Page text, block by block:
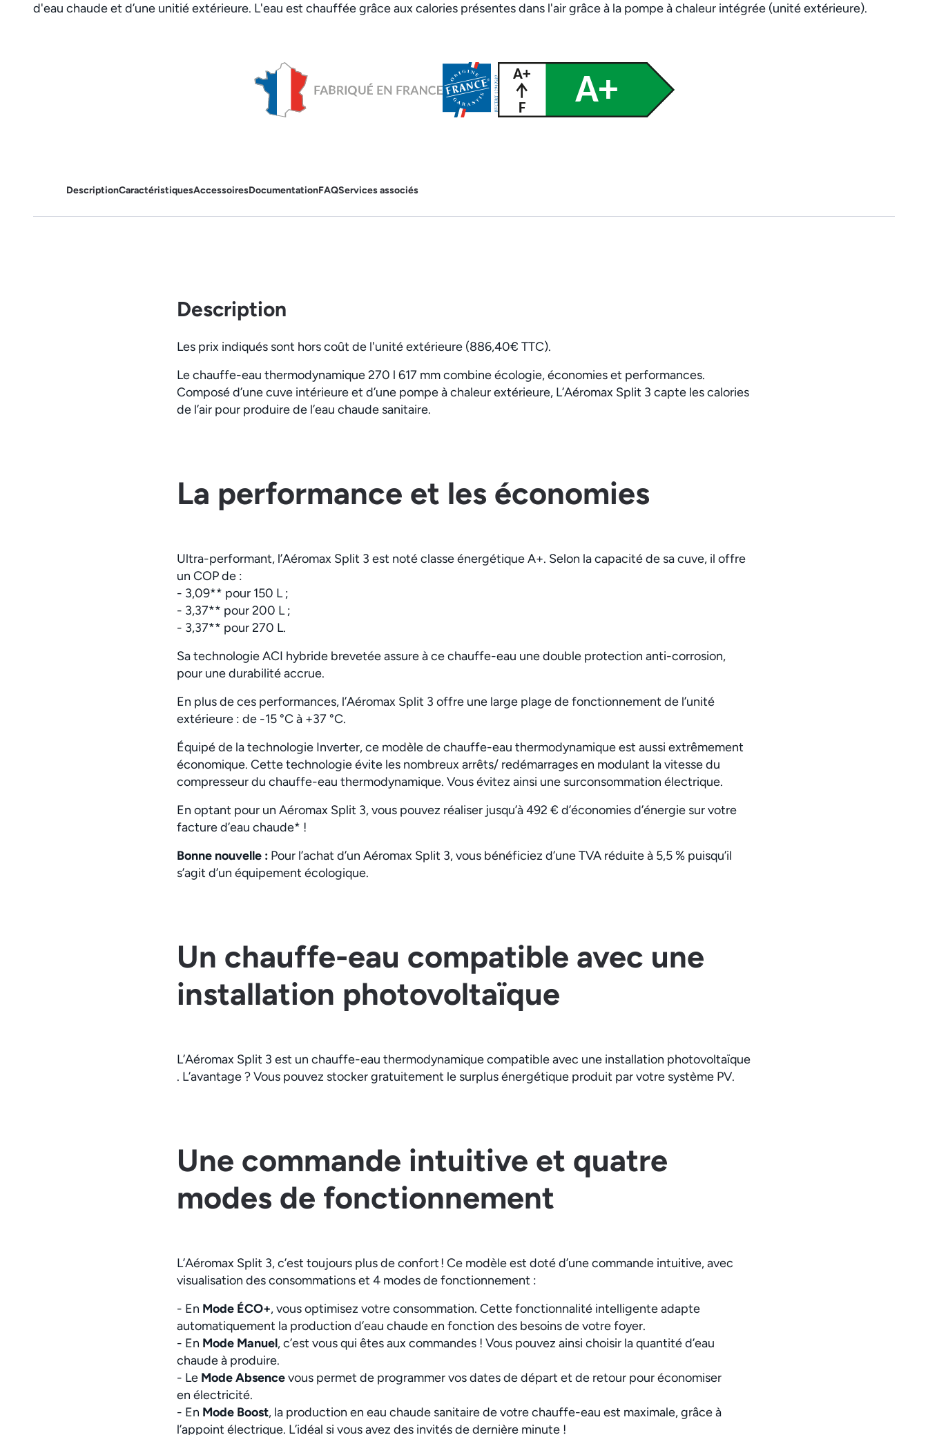
d'eau chaude et d’une unitié extérieure. L'eau est chauffée grâce aux calories présentes dans l'air grâce à la pompe à chaleur intégrée (unité extérieure).
DescriptionCaractéristiquesAccessoiresDocumentationFAQServices associés
Description
Les prix indiqués sont hors coût de l'unité extérieure (886,40€ TTC).
Le chauffe-eau thermodynamique 270 l 617 mm combine écologie, économies et performances.
Composé d’une cuve intérieure et d’une pompe à chaleur extérieure, L’Aéromax Split 3 capte les calories
de l’air pour produire de l’eau chaude sanitaire.
La performance et les économies
Ultra-performant, l’Aéromax Split 3 est noté classe énergétique A+. Selon la capacité de sa cuve, il offre
un COP de :
- 3,09** pour 150 L ;
- 3,37** pour 200 L ;
- 3,37** pour 270 L.
Sa technologie ACI hybride brevetée assure à ce chauffe-eau une double protection anti-corrosion,
pour une durabilité accrue.
En plus de ces performances, l’Aéromax Split 3 offre une large plage de fonctionnement de l’unité
extérieure : de -15 °C à +37 °C.
Équipé de la technologie Inverter, ce modèle de chauffe-eau thermodynamique est aussi extrêmement
économique. Cette technologie évite les nombreux arrêts/ redémarrages en modulant la vitesse du
compresseur du chauffe-eau thermodynamique. Vous évitez ainsi une surconsommation électrique.
En optant pour un Aéromax Split 3, vous pouvez réaliser jusqu’à 492 € d’économies d’énergie sur votre
facture d’eau chaude* !
Bonne nouvelle : Pour l’achat d’un Aéromax Split 3, vous bénéficiez d’une TVA réduite à 5,5 % puisqu’il
s’agit d’un équipement écologique.
Un chauffe-eau compatible avec une
installation photovoltaïque
L’Aéromax Split 3 est un chauffe-eau thermodynamique compatible avec une installation photovoltaïque
. L’avantage ? Vous pouvez stocker gratuitement le surplus énergétique produit par votre système PV.
Une commande intuitive et quatre
modes de fonctionnement
L’Aéromax Split 3, c’est toujours plus de confort ! Ce modèle est doté d’une commande intuitive, avec
visualisation des consommations et 4 modes de fonctionnement :
- En Mode ÉCO+, vous optimisez votre consommation. Cette fonctionnalité intelligente adapte
automatiquement la production d’eau chaude en fonction des besoins de votre foyer.
- En Mode Manuel, c’est vous qui êtes aux commandes ! Vous pouvez ainsi choisir la quantité d’eau
chaude à produire.
- Le Mode Absencevous permet de programmer vos dates de départ et de retour pour économiser
en électricité.
- En Mode Boost, la production en eau chaude sanitaire de votre chauffe-eau est maximale, grâce à
l’appoint électrique. L’idéal si vous avez des invités de dernière minute !